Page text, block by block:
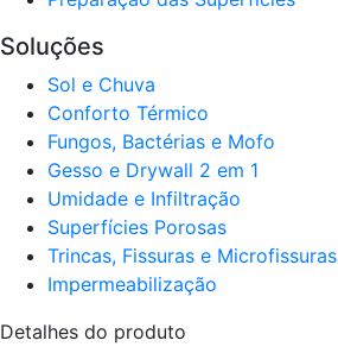
Soluções
Sol e Chuva​
Conforto Térmico​
Fungos, Bactérias e Mofo
Gesso e Drywall 2 em 1
Umidade e Infiltração
Superfícies Porosas
Trincas, Fissuras e Microfissuras
Impermeabilização
Detalhes do produto